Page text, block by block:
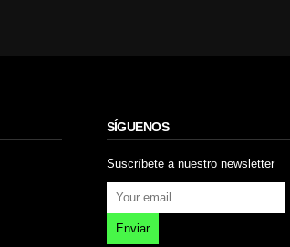
SÍGUENOS
Suscríbete a nuestro newsletter
Enviar